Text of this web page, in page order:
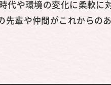
代や環境の変化に柔軟
輩や仲間がこれからの